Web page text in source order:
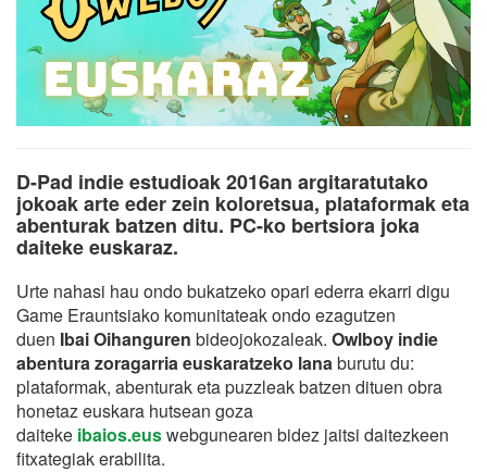
D-Pad indie estudioak 2016an argitaratutako
jokoak arte eder zein koloretsua, plataformak eta
abenturak batzen ditu. PC-ko bertsiora joka
daiteke euskaraz.
Urte nahasi hau ondo bukatzeko opari ederra ekarri digu
Game Erauntsiako komunitateak ondo ezagutzen
duen Ibai Oihanguren bideojokozaleak. Owlboy indie
abentura zoragarria euskaratzeko lanaburutu du:
plataformak, abenturak eta puzzleak batzen dituen obra
honetaz euskara hutsean goza
daiteke ibaios.euswebgunearen bidez jaitsi daitezkeen
fitxategiak erabilita.